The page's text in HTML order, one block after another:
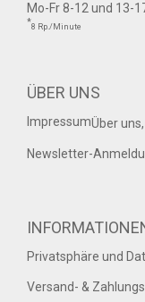
Mo-Fr 8-12 und 13-
*8 Rp./Minute
ÜBER UNS
ImpressumÜber
Newsletter-
Privatsphäre und
Versand- &